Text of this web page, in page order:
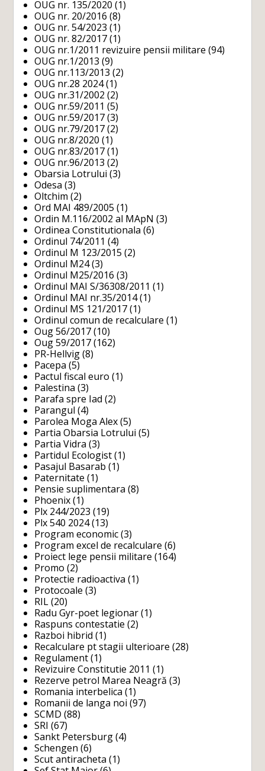
OUG nr. 135/2020 (1)
OUG nr. 20/2016 (8)
OUG nr. 54/2023 (1)
OUG nr. 82/2017 (1)
OUG nr.1/2011 revizuire pensii militare (94)
OUG nr.1/2013 (9)
OUG nr.113/2013 (2)
OUG nr.28 2024(1)
OUG nr.31/2002 (2)
OUG nr.59/2011 (5)
OUG nr.59/2017 (3)
OUG nr.79/2017 (2)
OUG nr.8/2020 (1)
OUG nr.83/2017 (1)
OUG nr.96/2013 (2)
Obarsia Lotrului (3)
Odesa (3)
Oltchim (2)
Ord MAI 489/2005 (1)
Ordin M.116/2002 al MApN (3)
Ordinea Constitutionala (6)
Ordinul 74/2011 (4)
Ordinul M 123/2015 (2)
Ordinul M24(3)
Ordinul M25/2016 (3)
Ordinul MAI S/36308/2011 (1)
Ordinul MAI nr.35/2014(1)
Ordinul MS 121/2017 (1)
Ordinul comun de recalculare (1)
Oug 56/2017 (10)
Oug 59/2017 (162)
PR-Hellvig (8)
Pacepa (5)
Pactul fiscal euro (1)
Palestina (3)
Parafa spre Iad (2)
Parangul (4)
Parolea Moga Alex (5)
Partia Obarsia Lotrului (5)
Partia Vidra (3)
Partidul Ecologist (1)
Pasajul Basarab (1)
Paternitate (1)
Pensie suplimentara (8)
Phoenix (1)
Plx 244/2023 (19)
Plx 540 2024(13)
Program economic (3)
Program excel de recalculare (6)
Proiect lege pensii militare (164)
Promo (2)
Protectie radioactiva (1)
Protocoale (3)
RIL (20)
Radu Gyr-poet legionar (1)
Raspuns contestatie (2)
Razboi hibrid (1)
Recalculare pt stagii ulterioare (28)
Regulament (1)
Revizuire Constitutie 2011 (1)
Rezerve petrol Marea Neagră (3)
Romania interbelica (1)
Romanii de langa noi (97)
SCMD (88)
SRI (67)
Sankt Petersburg (4)
Schengen (6)
Scut antiracheta (1)